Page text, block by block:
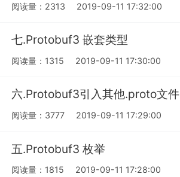
阅读量：2313 2019-09-11 17:32:00
七.Protobuf3 嵌套类型
阅读量：1315 2019-09-11 17:30:00
六.Protobuf3引入其他.proto文件
阅读量：3777 2019-09-11 17:29:00
五.Protobuf3 枚举
阅读量：1815 2019-09-11 17:28:00